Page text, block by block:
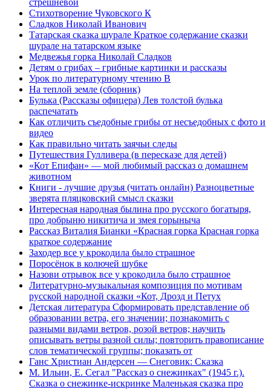
стрешневой
Стихотворение Чуковского К
Сладков Николай Иванович
Татарская сказка шурале Краткое содержание сказки
шурале на татарском языке
Медвежья горка Николай Сладков
Детям о грибах – грибные картинки и рассказы
Урок по литературному чтению В
На теплой земле (сборник)
Булька (Рассказы офицера) Лев толстой булька
распечатать
Как отличить съедобные грибы от несъедобных с фото и
видео
Как правильно читать заячьи следы
Путешествия Гулливера (в пересказе для детей)
«Кот Епифан» — мой любимый рассказ о домашнем
животном
Книги - лучшие друзья (читать онлайн) Разноцветные
зверята пляцковский смысл сказки
Интересная народная былина про русского богатыря,
про добрыню никитича и змея горыныча
Рассказ Виталия Бианки «Красная горка Красная горка
краткое содержание
Заходер все у крокодила было страшное
Поросёнок в колючей шубке
Назови отрывок все у крокодила было страшное
Литературно-музыкальная композиция по мотивам
русской народной сказки «Кот, Дрозд и Петух
Детская литература Сформировать представление об
образовании ветра, его значении; познакомить с
разными видами ветров, розой ветров; научить
описывать ветры разной силы; повторить правописание
слов тематической группы; показать от
Ганс Христиан Андерсен — Снеговик: Сказка
М. Ильин, Е. Сегал "Рассказ о снежинках" (1945 г.).
Сказка о снежинке-искринке Маленькая сказка про